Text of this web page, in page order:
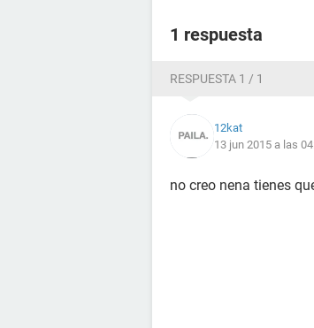
1 respuesta
RESPUESTA 1 / 1
12kat
13 jun 2015 a las
no creo nena tienes